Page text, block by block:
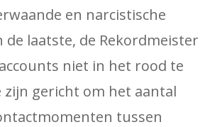
en narcistische
de laatste, de Rekordmeister
niet in het rood te
zijn gericht om het aantal
tussen